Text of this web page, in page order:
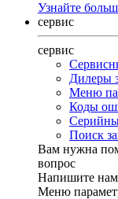
Узнайте
сервис
сервис
Дилеры
Меню
Коды
Поиск
Вам нужна
вопрос
Напишите нам
Меню